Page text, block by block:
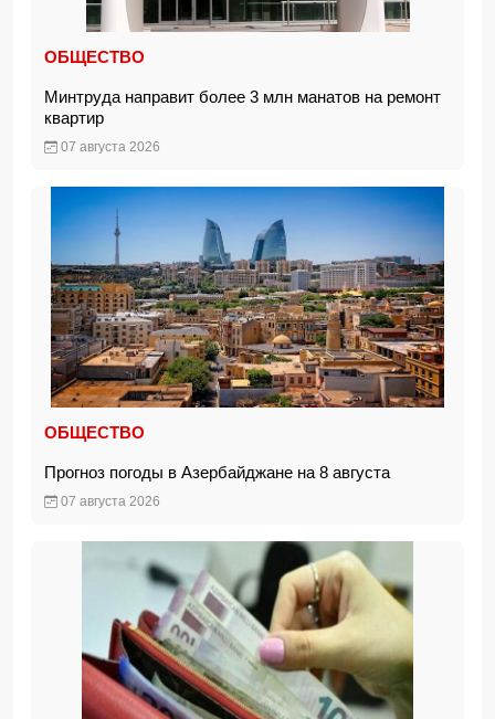
ОБЩЕСТВО
Минтруда направит более 3 млн манатов на ремонт
квартир
07 августа 2026
ОБЩЕСТВО
Прогноз погоды в Азербайджане на 8 августа
07 августа 2026